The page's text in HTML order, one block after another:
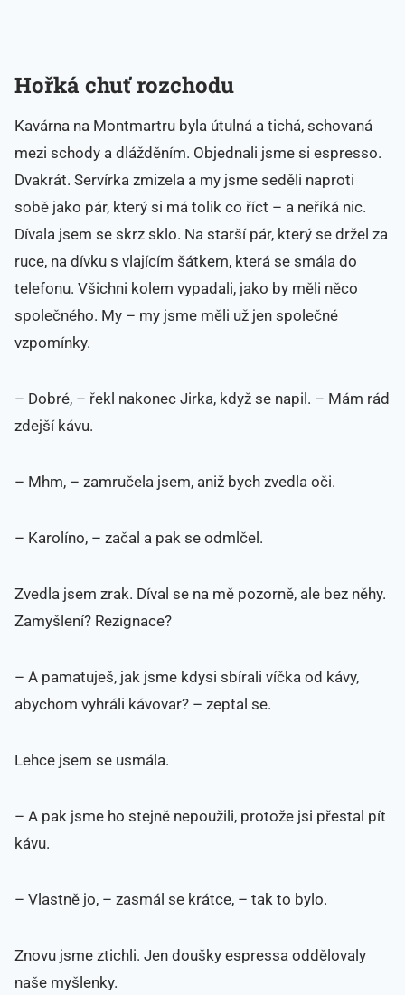
Hořká chuť rozchodu
Kavárna na Montmartru byla útulná a tichá, schovaná
mezi schody a dlážděním. Objednali jsme si espresso.
Dvakrát. Servírka zmizela a my jsme seděli naproti
sobě jako pár, který si má tolik co říct – a neříká nic.
Dívala jsem se skrz sklo. Na starší pár, který se držel za
ruce, na dívku s vlajícím šátkem, která se smála do
telefonu. Všichni kolem vypadali, jako by měli něco
společného. My – my jsme měli už jen společné
vzpomínky.
– Dobré, – řekl nakonec Jirka, když se napil. – Mám rád
zdejší kávu.
– Mhm, – zamručela jsem, aniž bych zvedla oči.
– Karolíno, – začal a pak se odmlčel.
Zvedla jsem zrak. Díval se na mě pozorně, ale bez něhy.
Zamyšlení? Rezignace?
– A pamatuješ, jak jsme kdysi sbírali víčka od kávy,
abychom vyhráli kávovar? – zeptal se.
Lehce jsem se usmála.
– A pak jsme ho stejně nepoužili, protože jsi přestal pít
kávu.
– Vlastně jo, – zasmál se krátce, – tak to bylo.
Znovu jsme ztichli. Jen doušky espressa oddělovaly
naše myšlenky.